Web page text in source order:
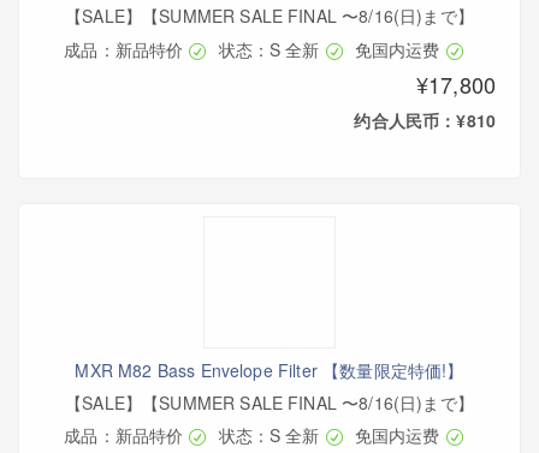
【SALE】【SUMMER SALE FINAL 〜8/16(日)まで】
成品：新品特价
状态：S 全新 免国内运费
¥17,800
约合人民币：¥810
MXR M82 Bass Envelope Filter 【数量限定特価!】
【SALE】【SUMMER SALE FINAL 〜8/16(日)まで】
成品：新品特价
状态：S 全新 免国内运费